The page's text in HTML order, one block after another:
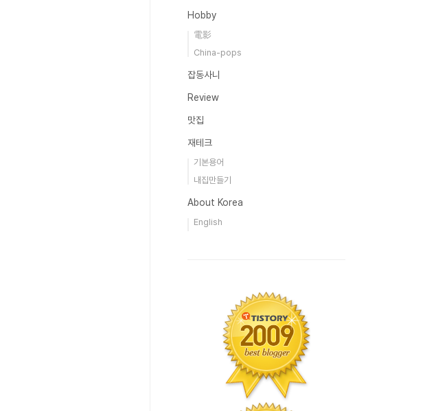
Hobby
電影
China-pops
잡동사니
Review
맛집
재테크
기본용어
내집만들기
About Korea
English